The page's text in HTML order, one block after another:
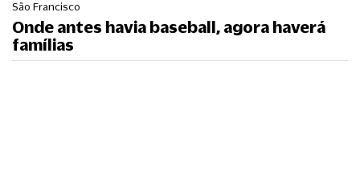
São Francisco
Onde antes havia baseball, agora haverá
famílias